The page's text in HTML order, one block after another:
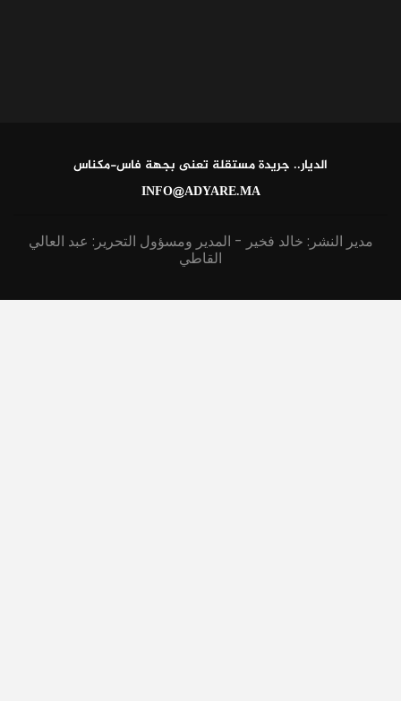
الديار.. جريدة مستقلة تعنى بجهة فاس-مكناس
INFO@ADYARE.MA
مدير النشر: خالد فخير - المدير ومسؤول التحرير: عبد العالي
القاطي